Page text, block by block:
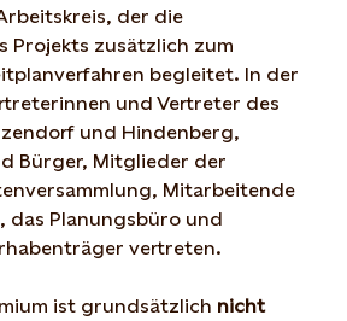
der die
Projekts zusätzlich zum
begleitet. In der
und Vertreter des
und Hindenberg,
Bürger, Mitglieder der
Mitarbeitende
das Planungsbüro und
vertreten.
ist grundsätzlich nicht